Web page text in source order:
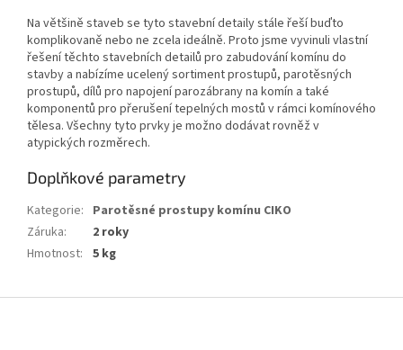
Na většině staveb se tyto stavební detaily stále řeší buďto
komplikovaně nebo ne zcela ideálně. Proto jsme vyvinuli vlastní
řešení těchto stavebních detailů pro zabudování komínu do
stavby a nabízíme ucelený sortiment prostupů, parotěsných
prostupů, dílů pro napojení parozábrany na komín a také
komponentů pro přerušení tepelných mostů v rámci komínového
tělesa. Všechny tyto prvky je možno dodávat rovněž v
atypických rozměrech.
Doplňkové parametry
Kategorie: Parotěsné prostupy komínu CIKO
Záruka:
2 roky
Hmotnost: 5 kg